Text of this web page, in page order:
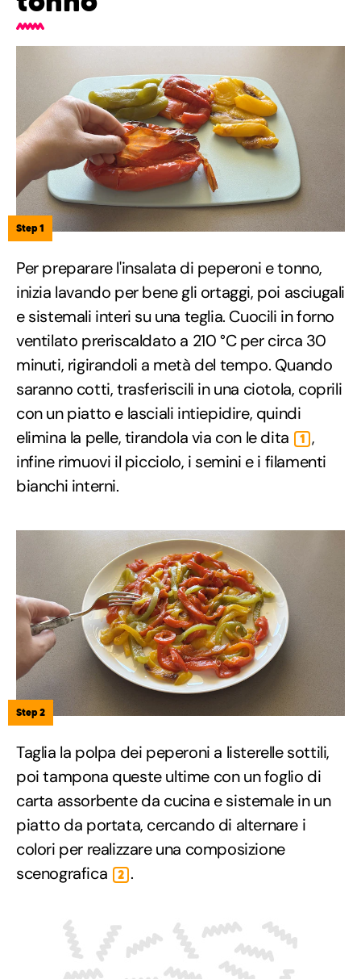
Step 1
Per preparare l'insalata di peperoni e tonno,
inizia lavando per bene gli ortaggi, poi asciugali
e sistemali interi su una teglia. Cuocili in forno
ventilato preriscaldato a 210 °C per circa 30
minuti, rigirandoli a metà del tempo. Quando
saranno cotti, trasferiscili in una ciotola, coprili
con un piatto e lasciali intiepidire, quindi
elimina la pelle, tirandola via con le dita
1 ,
infine rimuovi il picciolo, i semini e i filamenti
bianchi interni.
Step 2
Taglia la polpa dei peperoni a listerelle sottili,
poi tampona queste ultime con un foglio di
carta assorbente da cucina e sistemale in un
piatto da portata, cercando di alternare i
colori per realizzare una composizione
scenografica
2 .